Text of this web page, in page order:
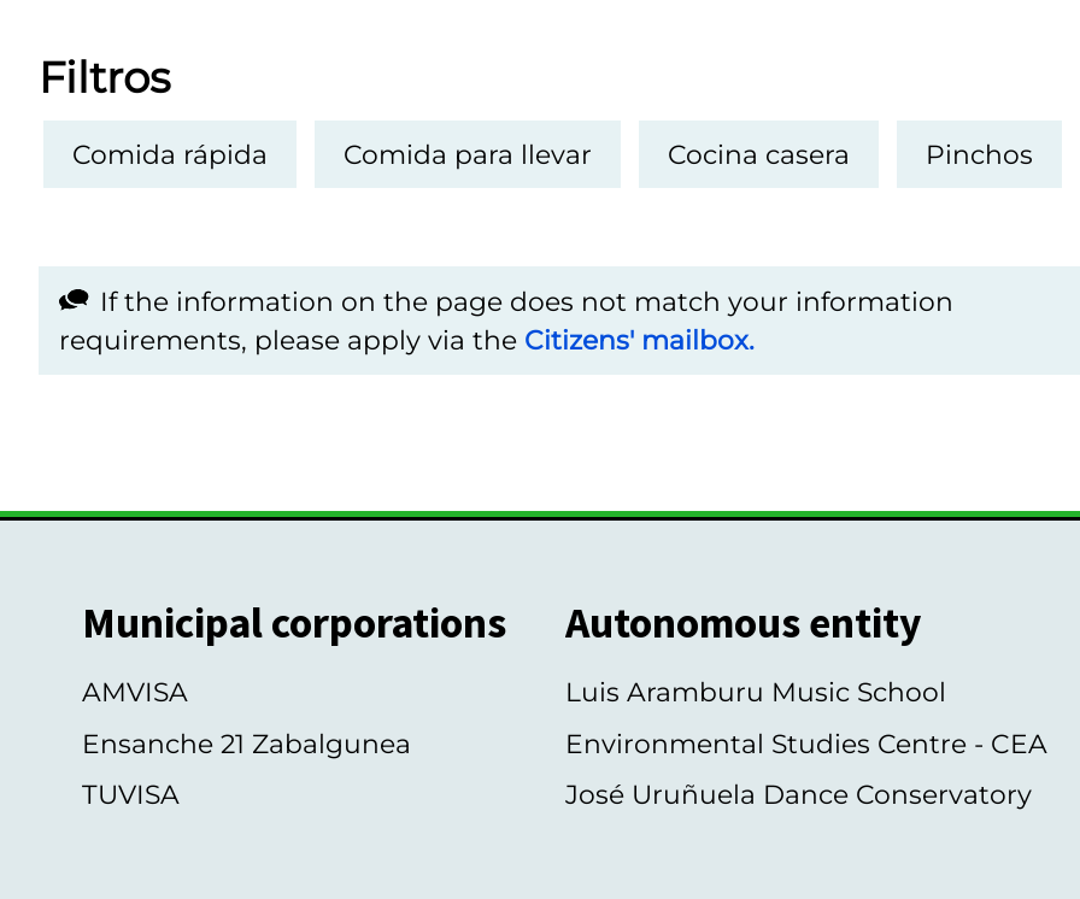
Filtros
Comida rápida Comida para llevar Cocina casera Pinchos
If the information on the page does not match your information
requirements, please apply via the Citizens' mailbox.
Municipal corporations
AMVISA
Ensanche 21 Zabalgunea
TUVISA
Autonomous entity
Luis Aramburu Music School
Environmental Studies Centre - CEA
José Uruñuela Dance Conservatory